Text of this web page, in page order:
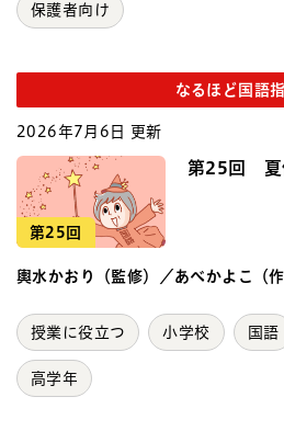
保護者向け
なるほど国語
2026年7月6日 更新
第25回
第25回 夏
輿水かおり（監修）／あべかよこ（作
授業に役立つ 小学校 国語
高学年